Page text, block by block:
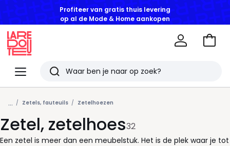
Profiteer van gratis thuis levering
op al de Mode & Home aankopen
Menu
Redoute
Zoeken
Laatst
bekeken
artikelen
Naar
... Zetels, fauteuils Zetelhoezen
Zetel, zetelhoes32
Een zetel is meer dan een meubelstuk. Het is de plek waar je tot